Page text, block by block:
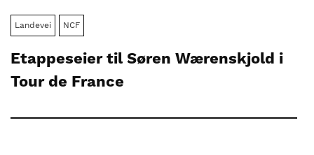
Landevei NCF
Etappeseier til Søren Wærenskjold i
Tour de France